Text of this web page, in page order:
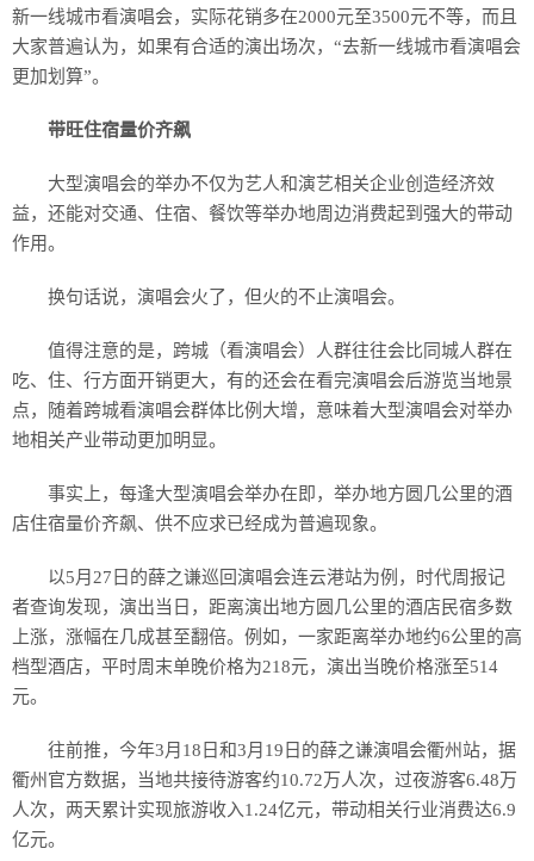
新一线城市看演唱会，实际花销多在2000元至3500元不等，而且
大家普遍认为，如果有合适的演出场次，“去新一线城市看演唱会
更加划算”。
带旺住宿量价齐飙
大型演唱会的举办不仅为艺人和演艺相关企业创造经济效
益，还能对交通、住宿、餐饮等举办地周边消费起到强大的带动
作用。
换句话说，演唱会火了，但火的不止演唱会。
值得注意的是，跨城（看演唱会）人群往往会比同城人群在
吃、住、行方面开销更大，有的还会在看完演唱会后游览当地景
点，随着跨城看演唱会群体比例大增，意味着大型演唱会对举办
地相关产业带动更加明显。
事实上，每逢大型演唱会举办在即，举办地方圆几公里的酒
店住宿量价齐飙、供不应求已经成为普遍现象。
以5月27日的薛之谦巡回演唱会连云港站为例，时代周报记
者查询发现，演出当日，距离演出地方圆几公里的酒店民宿多数
上涨，涨幅在几成甚至翻倍。例如，一家距离举办地约6公里的高
档型酒店，平时周末单晚价格为218元，演出当晚价格涨至514
元。
往前推，今年3月18日和3月19日的薛之谦演唱会衢州站，据
衢州官方数据，当地共接待游客约10.72万人次，过夜游客6.48万
人次，两天累计实现旅游收入1.24亿元，带动相关行业消费达6.9
亿元。